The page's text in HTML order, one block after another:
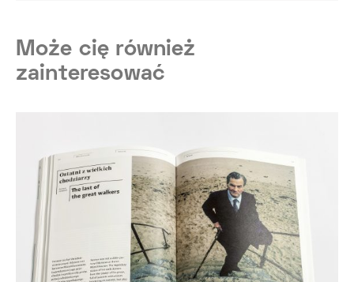
Może cię również
zainteresować